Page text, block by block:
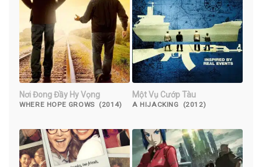
Nơi Đong Đầy Hy Vọng
WHERE HOPE GROWS (2014)
Một Vụ Cướp Tàu
A HIJACKING (2012)